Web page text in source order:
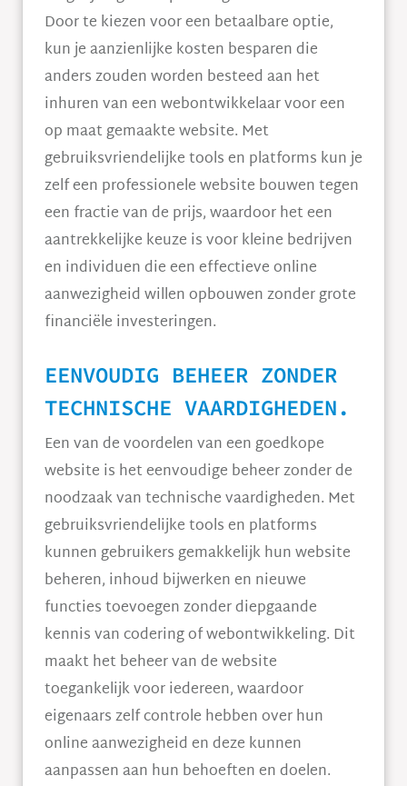
Door te kiezen voor een betaalbare optie,
kun je aanzienlijke kosten besparen die
anders zouden worden besteed aan het
inhuren van een webontwikkelaar voor een
op maat gemaakte website. Met
gebruiksvriendelijke tools en platforms kun je
zelf een professionele website bouwen tegen
een fractie van de prijs, waardoor het een
aantrekkelijke keuze is voor kleine bedrijven
en individuen die een effectieve online
aanwezigheid willen opbouwen zonder grote
financiële investeringen.
EENVOUDIG BEHEER ZONDER
TECHNISCHE VAARDIGHEDEN.
Een van de voordelen van een goedkope
website is het eenvoudige beheer zonder de
noodzaak van technische vaardigheden. Met
gebruiksvriendelijke tools en platforms
kunnen gebruikers gemakkelijk hun website
beheren, inhoud bijwerken en nieuwe
functies toevoegen zonder diepgaande
kennis van codering of webontwikkeling. Dit
maakt het beheer van de website
toegankelijk voor iedereen, waardoor
eigenaars zelf controle hebben over hun
online aanwezigheid en deze kunnen
aanpassen aan hun behoeften en doelen.